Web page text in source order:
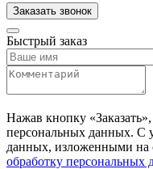
Заказать звонок
Быстрый заказ
Нажав кнопку «Заказать
персональных данных. С
данных, изложенными на
обработку персональных